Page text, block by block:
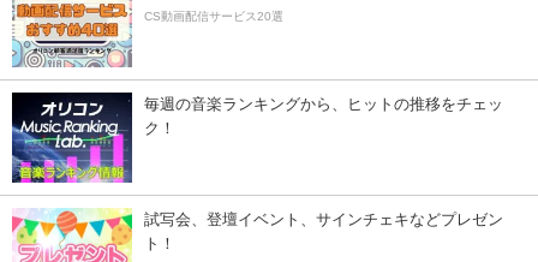
CS動画配信サービス20選
毎週の音楽ランキングから、ヒットの推移をチェッ
ク！
試写会、登壇イベント、サインチェキなどプレゼン
ト！